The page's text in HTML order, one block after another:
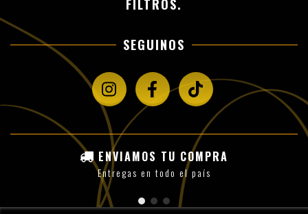
FILTROS.
SEGUINOS
ENVIAMOS TU COMPRA
Entregas en todo el país